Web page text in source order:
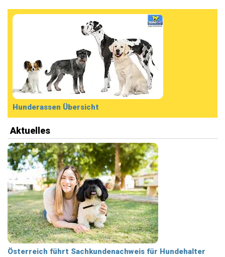
Hunderassen Übersicht
Aktuelles
Österreich führt Sachkundenachweis für Hundehalter